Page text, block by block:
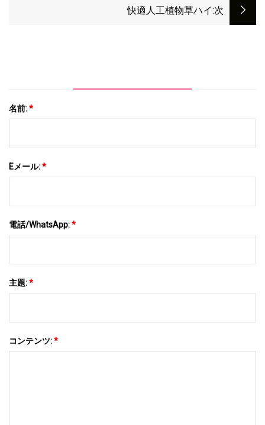
快適人工植物草ハイ:次
名前:*
Eメール:*
電話/WhatsApp:*
主題:*
コンテンツ:*